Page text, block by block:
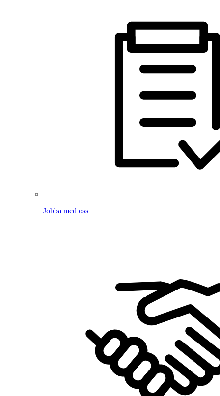
Jobba med oss